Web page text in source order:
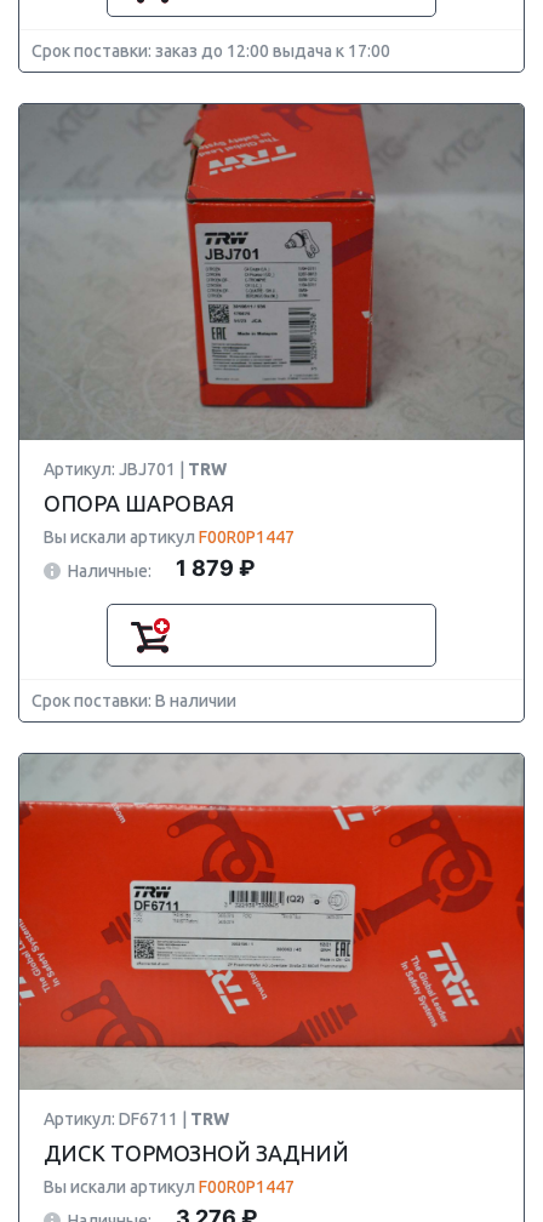
Срок поставки: заказ до 12:00 выдача к 17:00
Артикул: JBJ701 | TRW
ОПОРА ШАРОВАЯ
Вы искали артикул F00R0P1447
Наличные:
1 879 ₽
Срок поставки: В наличии
Артикул: DF6711 | TRW
ДИСК ТОРМОЗНОЙ ЗАДНИЙ
Вы искали артикул F00R0P1447